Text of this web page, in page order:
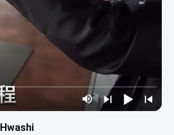
Hwashi صلبة ورقة المعدن لحام آلة لحام نقطة حاملة أوتوماتيكية 2500KG